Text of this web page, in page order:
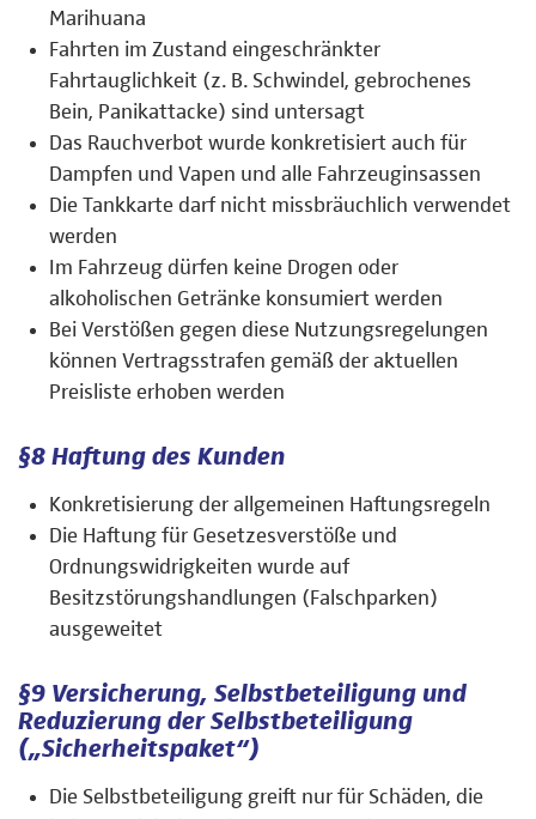
Marihuana
Fahrten im Zustand eingeschränkter
Fahrtauglichkeit (z. B. Schwindel, gebrochenes
Bein, Panikattacke) sind untersagt
Das Rauchverbot wurde konkretisiert auch für
Dampfen und Vapen und alle Fahrzeuginsassen
Die Tankkarte darf nicht missbräuchlich verwendet
werden
Im Fahrzeug dürfen keine Drogen oder
alkoholischen Getränke konsumiert werden
Bei Verstößen gegen diese Nutzungsregelungen
können Vertragsstrafen gemäß der aktuellen
Preisliste erhoben werden
§8 Haftung des Kunden
Konkretisierung der allgemeinen Haftungsregeln
Die Haftung für Gesetzesverstöße und
Ordnungswidrigkeiten wurde auf
Besitzstörungshandlungen (Falschparken)
ausgeweitet
§9 Versicherung, Selbstbeteiligung und
Reduzierung der Selbstbeteiligung
(„Sicherheitspaket“)
Die Selbstbeteiligung greift nur für Schäden, die